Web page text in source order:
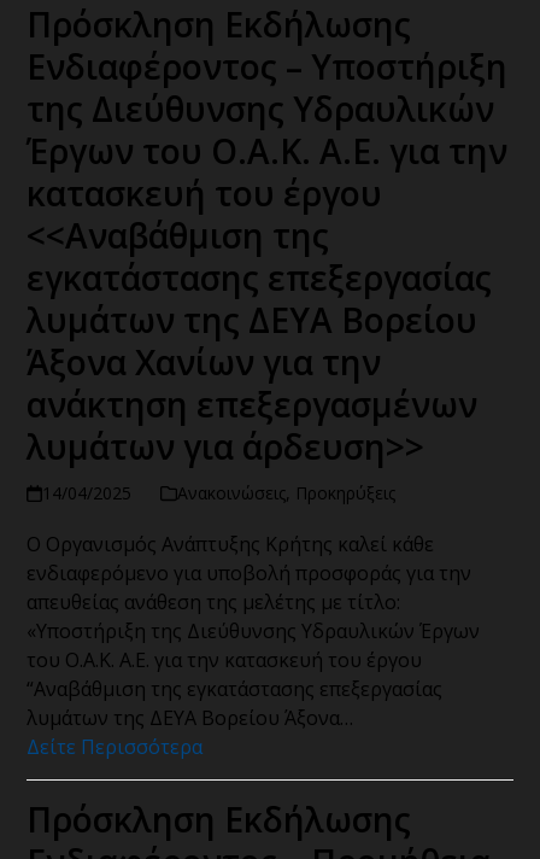
Πρόσκληση Εκδήλωσης
Ενδιαφέροντος – Υποστήριξη
της Διεύθυνσης Υδραυλικών
Έργων του Ο.Α.Κ. Α.Ε. για την
κατασκευή του έργου
<<Αναβάθμιση της
εγκατάστασης επεξεργασίας
λυμάτων της ΔΕΥΑ Βορείου
Άξονα Χανίων για την
ανάκτηση επεξεργασμένων
λυμάτων για άρδευση>>
14/04/2025 Ανακοινώσεις, Προκηρύξεις
Ο Οργανισμός Ανάπτυξης Κρήτης καλεί κάθε
ενδιαφερόμενο για υποβολή προσφοράς για την
απευθείας ανάθεση της μελέτης με τίτλο:
«Υποστήριξη της Διεύθυνσης Υδραυλικών Έργων
του Ο.Α.Κ. Α.Ε. για την κατασκευή του έργου
“Αναβάθμιση της εγκατάστασης επεξεργασίας
λυμάτων της ΔΕΥΑ Βορείου Άξονα…
Δείτε Περισσότερα
Πρόσκληση Εκδήλωσης